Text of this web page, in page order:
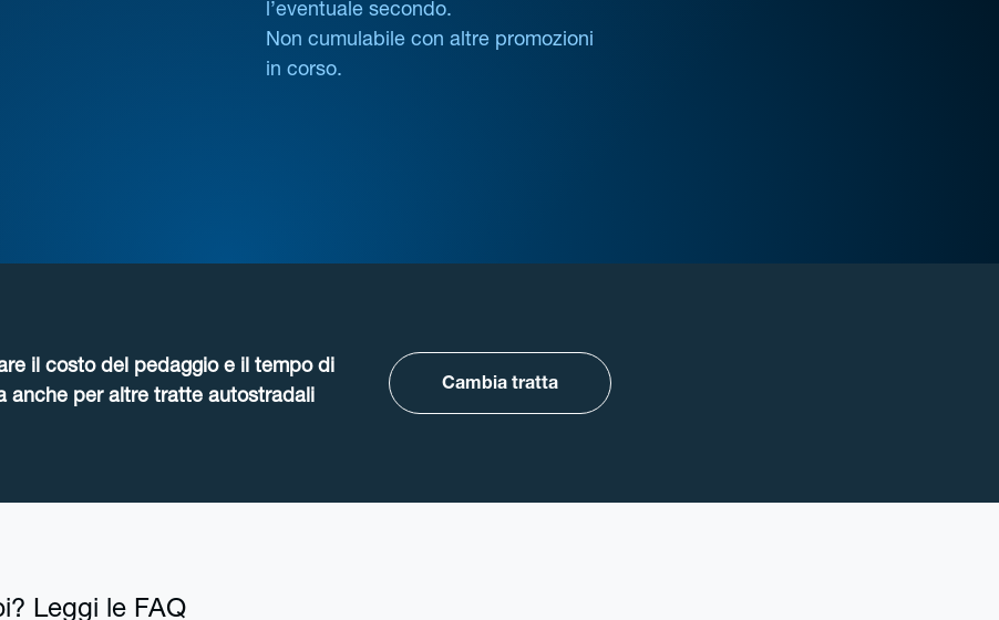
l’eventuale secondo.
Non cumulabile con altre promozioni
in corso.
il costo del pedaggio e il tempo di
anche per altre tratte autostradali
Cambia tratta
Leggi le FAQ